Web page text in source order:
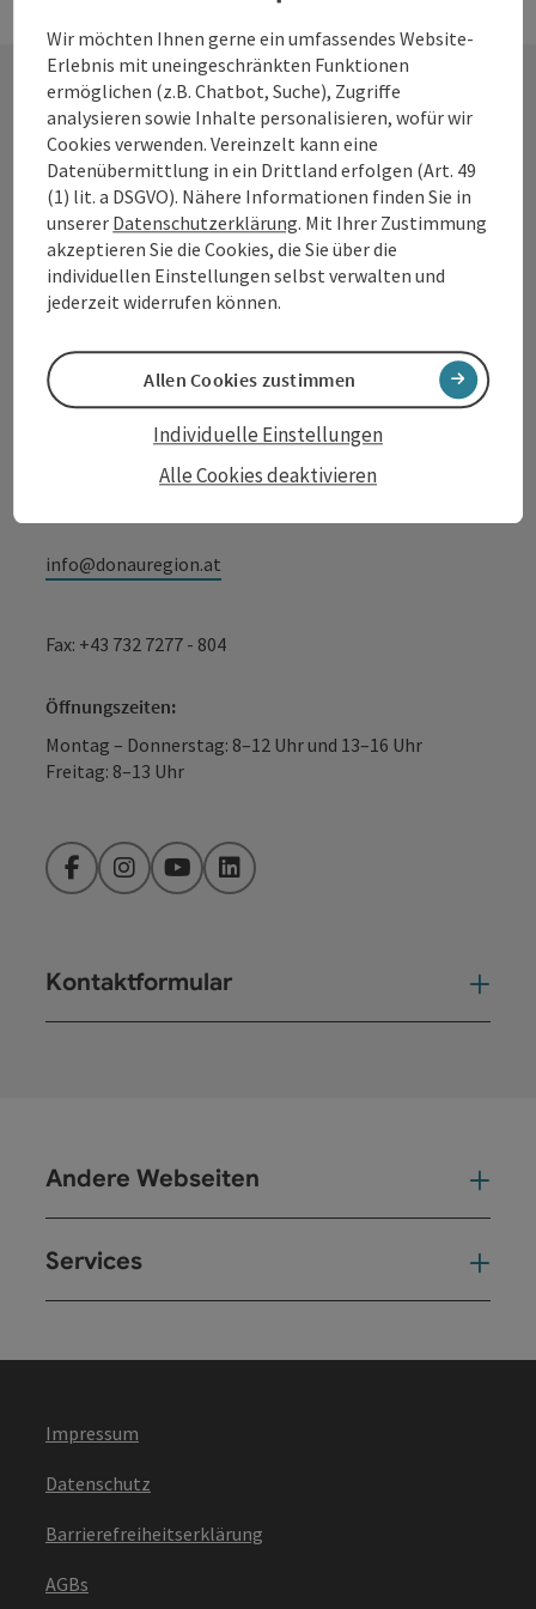
Kontakt
Tourismusverband Donauregion
Oberösterreich
WGD Donau Oberösterreich Tourismus
Lindengasse 9
+43 732 7277 - 888
info@donauregion.at
Fax: +43 732 7277 - 804
Öffnungszeiten:
Montag – Donnerstag: 8–12 Uhr und 13–16 Uhr
Freitag: 8–13 Uhr
FacebookInstagramYouTubeLinkedIn
Kontaktformular
Andere Webseiten
Services
Impressum
Datenschutz
Barrierefreiheitserklärung
AGBs
Wir möchten Ihnen gerne ein umfassendes Website-
Erlebnis mit uneingeschränkten Funktionen
ermöglichen (z.B. Chatbot, Suche), Zugriffe
analysieren sowie Inhalte personalisieren, wofür wir
Cookies verwenden. Vereinzelt kann eine
Datenübermittlung in ein Drittland erfolgen (Art. 49
(1) lit. a DSGVO). Nähere Informationen finden Sie in
unserer Datenschutzerklärung. Mit Ihrer Zustimmung
akzeptieren Sie die Cookies, die Sie über die
individuellen Einstellungen selbst verwalten und
jederzeit widerrufen können.
Alle Cookies deaktivieren
Individuelle Einstellungen
Allen Cookies zustimmen